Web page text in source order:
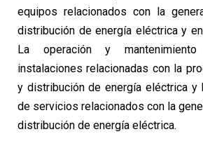
equipos relacionados con la
distribución de energía eléctrica y
La operación y
instalaciones relacionadas con la
y distribución de energía eléctrica y
de servicios relacionados con la
distribución de energía eléctrica.